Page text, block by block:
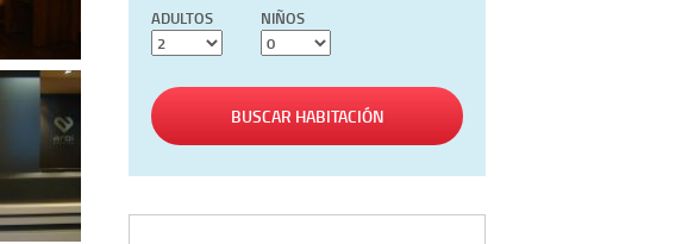
ADULTOS NIÑOS
BUSCAR HABITACIÓN